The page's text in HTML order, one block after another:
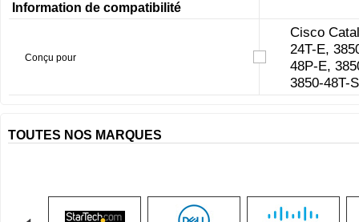
Information de compatibilité
Conçu pour
Cisco
24T-E,
48P-E,
3850-48T-
TOUTES NOS MARQUES